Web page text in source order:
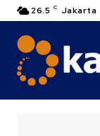
26.5 C Jakarta